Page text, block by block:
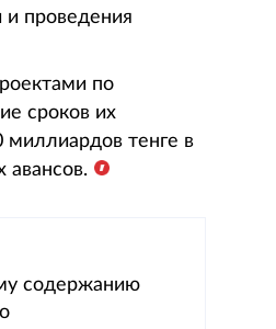
проведения
по
сроков их
миллиардов тенге в
авансов.
содержанию